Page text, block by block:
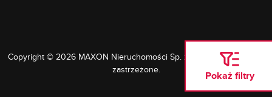
Pokaż filtry
Copyright © 2026 MAXON Nieruchomości Sp. z o.o. Wszelkie prawa
zastrzeżone.